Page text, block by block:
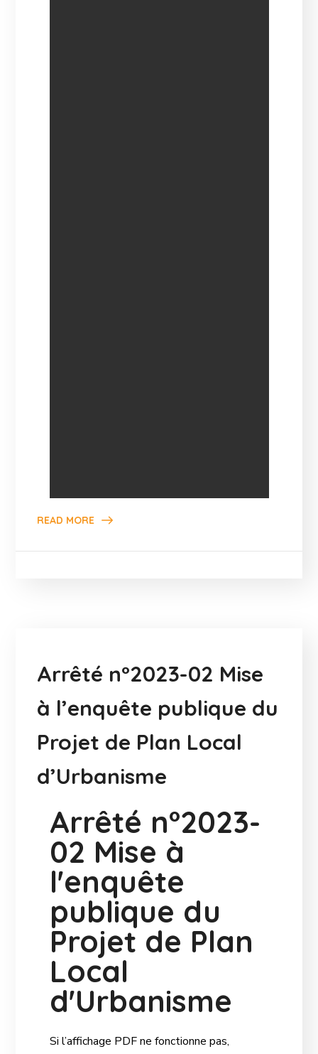
READ MORE
Arrêté n°2023-02 Mise
à l’enquête publique du
Projet de Plan Local
d’Urbanisme
Arrêté n°2023-
02 Mise à
l'enquête
publique du
Projet de Plan
Local
d'Urbanisme
Si l’affichage PDF ne fonctionne pas,